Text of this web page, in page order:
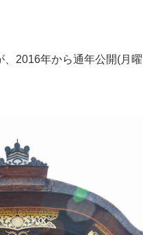
2016年から通年公開(月